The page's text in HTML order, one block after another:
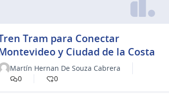
Tram para Conectar
y Ciudad de la Costa
Martín Hernan De Souza Cabrera
0
0